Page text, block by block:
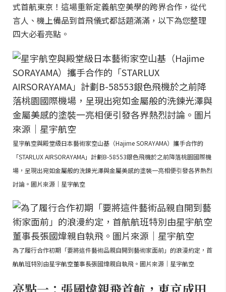
式首航東京！這場重新定義航空美學的跨界合作，從代
言人、機上備品到首飛儀式都話題滿滿，以下為您整理
四大必看亮點。
星宇航空與殿堂級日本藝術家空山基（Hajime SORAYAMA）攜手合作的
「STARLUX AIRSORAYAMA」計劃B-58553銀色飛機於之前降落桃園國際機
場，呈現出宛如金屬般的洗鍊光澤與金屬美感的塗裝一亮相便引發各界熱烈
討論。圖片來源｜星宇航空
為了履行合作初期「要將這件藝術品親自開到藝術家面前」的浪漫約定，首
航航班特別由星宇航空董事長張國煒親自執飛。圖片來源｜星宇航空